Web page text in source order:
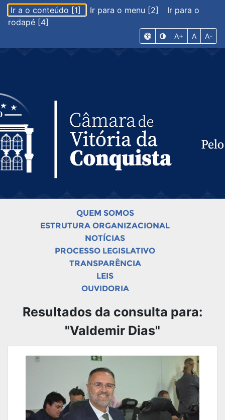
Ir a o conteúdo [1] Ir para o menu [2]
Ir para o
rodapé [4]
A+ A A-
QUEM SOMOS
ESTRUTURA ORGANIZACIONAL
NOTÍCIAS
PROCESSO LEGISLATIVO
TRANSPARÊNCIA
LEIS
OUVIDORIA
Resultados da consulta para:
"Valdemir Dias"